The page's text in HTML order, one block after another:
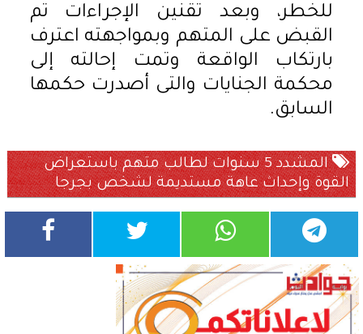
للخطر، وبعد تقنين الإجراءات تم
القبض على المتهم وبمواجهته اعترف
بارتكاب الواقعة وتمت إحالته إلى
محكمة الجنايات والتى أصدرت حكمها
السابق.
المشدد 5 سنوات لطالب متهم باستعراض
القوة وإحداث عاهة مستديمة لشخص بجرجا